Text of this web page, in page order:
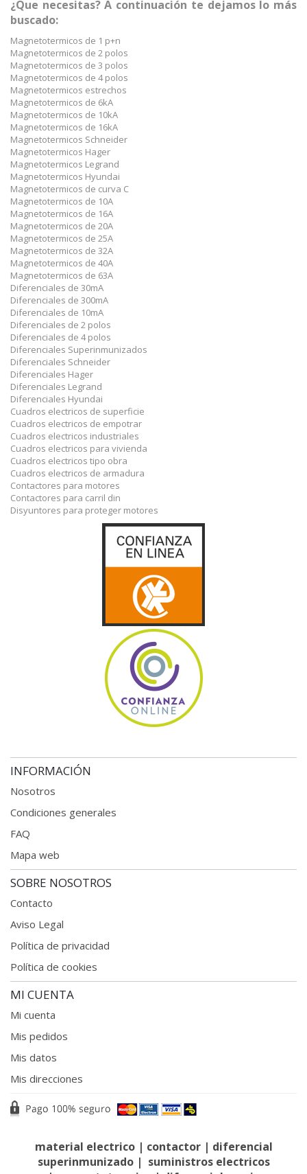
¿Que necesitas? A continuación te dejamos lo más
buscado:
Magnetotermicos de 1 p+n
Magnetotermicos de 2 polos
Magnetotermicos de 3 polos
Magnetotermicos de 4 polos
Magnetotermicos estrechos
Magnetotermicos de 6kA
Magnetotermicos de 10kA
Magnetotermicos de 16kA
Magnetotermicos Schneider
Magnetotermicos Hager
Magnetotermicos Legrand
Magnetotermicos Hyundai
Magnetotermicos de curva C
Magnetotermicos de 10A
Magnetotermicos de 16A
Magnetotermicos de 20A
Magnetotermicos de 25A
Magnetotermicos de 32A
Magnetotermicos de 40A
Magnetotermicos de 63A
Diferenciales de 30mA
Diferenciales de 300mA
Diferenciales de 10mA
Diferenciales de 2 polos
Diferenciales de 4 polos
Diferenciales Superinmunizados
Diferenciales Schneider
Diferenciales Hager
Diferenciales Legrand
Diferenciales Hyundai
Cuadros electricos de superficie
Cuadros electricos de empotrar
Cuadros electricos industriales
Cuadros electricos para vivienda
Cuadros electricos tipo obra
Cuadros electricos de armadura
Contactores para motores
Contactores para carril din
Disyuntores para proteger motores
INFORMACIÓN
Nosotros
Condiciones generales
FAQ
Mapa web
SOBRE NOSOTROS
Contacto
Aviso Legal
Política de privacidad
Política de cookies
MI CUENTA
Mi cuenta
Mis pedidos
Mis datos
Mis direcciones
material electrico| contactor| diferencial
superinmunizado| suministros electricos